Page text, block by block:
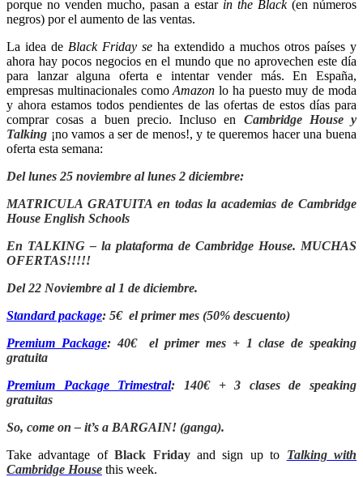
porque no venden mucho, pasan a estar in the Black (en números
negros) por el aumento de las ventas.
La idea de Black Friday se ha extendido a muchos otros países y
ahora hay pocos negocios en el mundo que no aprovechen este día
para lanzar alguna oferta e intentar vender más. En España,
empresas multinacionales comoAmazonlo ha puesto muy de moda
y ahora estamos todos pendientes de las ofertas de estos días para
comprar cosas a buen precio. Incluso en Cambridge House y
Talking ¡no vamos a ser de menos!, y te queremos hacer una buena
oferta esta semana:
Del lunes 25 noviembre al lunes 2 diciembre:
MATRICULA GRATUITA en todas la academias de Cambridge
House English Schools
En TALKING – la plataforma de Cambridge House. MUCHAS
OFERTAS!!!!!
Del 22 Noviembre al 1 de diciembre.
Standard package: 5€ el primer mes (50% descuento)
Premium Package: 40€ el primer mes + 1 clase de speaking
gratuita
Premium Package Trimestral: 140€ + 3 clases de speaking
gratuitas
So, come on – it’s a BARGAIN! (ganga).
Take advantage ofBlack Fridayand sign up to Talking with
Cambridge House this week.